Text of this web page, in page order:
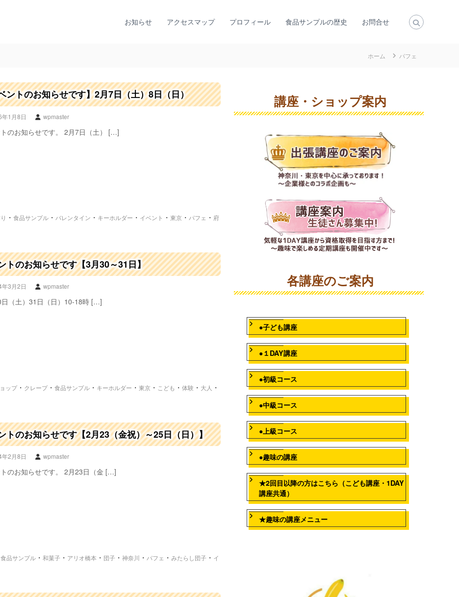
ン
プ
も
お知らせ アクセスマップ プロフィール 食品サンプルの歴史 お問合せ
ホーム パフェ
ントのお知らせです】2月7日（土）8日（日）
1月8日 wpmaster
のお知らせです。 2月7日（土） […]
・ 食品サンプル ・ バレンタイン ・ キーホルダー ・ イベント ・ 東京 ・ パフェ ・ 府
トのお知らせです【3月30～31日】
3月2日 wpmaster
日（土）31日（日）10-18時 […]
ップ ・ クレープ ・ 食品サンプル ・ キーホルダー ・ 東京 ・ こども ・ 体験 ・ 大人 ・
トのお知らせです【2月23（金祝）～25日（日）】
2月8日 wpmaster
のお知らせです。 2月23日（金 […]
食品サンプル ・ 和菓子 ・ アリオ橋本 ・ 団子 ・ 神奈川 ・ パフェ ・ みたらし団子 ・ イ
講座・ショップ案内
各講座のご案内
●子ども講座
●１DAY講座
●初級コース
●中級コース
●上級コース
●趣味の講座
★2回目以降の方はこちら（こども講座・1DAY
講座共通）
★趣味の講座メニュー